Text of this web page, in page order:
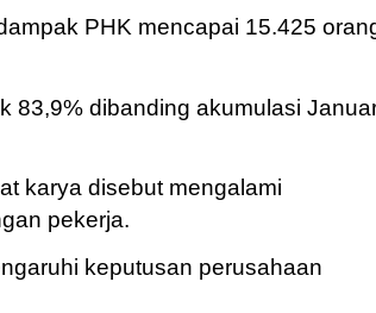
PHK mencapai 15.425
83,9% dibanding akumulasi
karya disebut mengalami
pekerja.
keputusan perusahaan